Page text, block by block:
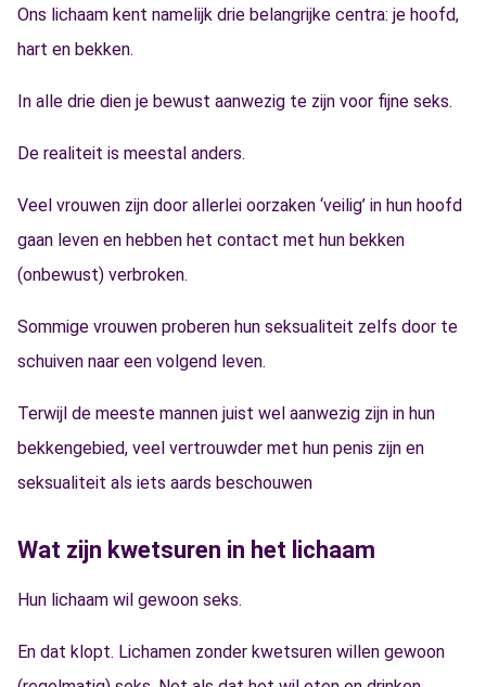
Ons lichaam kent namelijk drie belangrijke centra: je hoofd,
hart en bekken.
In alle drie dien je bewust aanwezig te zijn voor fijne seks.
De realiteit is meestal anders.
Veel vrouwen zijn door allerlei oorzaken ‘veilig’ in hun hoofd
gaan leven en hebben het contact met hun bekken
(onbewust) verbroken.
Sommige vrouwen proberen hun seksualiteit zelfs door te
schuiven naar een volgend leven.
Terwijl de meeste mannen juist wel aanwezig zijn in hun
bekkengebied, veel vertrouwder met hun penis zijn en
seksualiteit als iets aards beschouwen
Wat zijn kwetsuren in het lichaam
Hun lichaam wil gewoon seks.
En dat klopt. Lichamen zonder kwetsuren willen gewoon